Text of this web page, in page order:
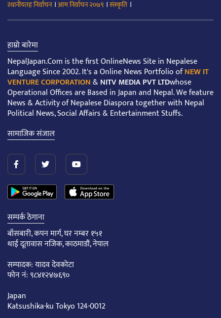
स्थानीयतह निर्वाचन।आम निर्वाचन २०७९ ।संस्कृति ।
हाम्रो बारेमा
NepalJapan.Com is the first OnlineNews Site in Nepalese
Language Since 2002. It's a Online News Portfolio ofNEW IT
VENTURE CORPORATION&NITV MEDIA PVT LTDwhose
Operational Offices are Based in Japan and Nepal. We feature
News & Activity of Nepalese Diaspora together with Nepal
Political News, Social Affairs & Entertainment Stuffs.
सामाजिक संजाल
सम्पर्क ठेगाना
बाँसबारी, कपन मार्ग, घर नम्बर १५१
थाई दूतावास नजिक, काठमाडौं, नेपाल
सम्पादक: यादव देवकोटा
फोन नं: ९८४१२४७६९०
Japan
Katsushika-ku Tokyo 124-0012